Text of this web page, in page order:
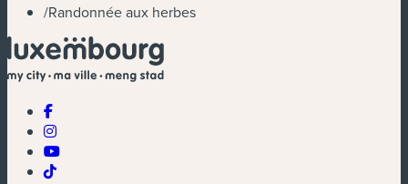
/Randonnée aux herbes